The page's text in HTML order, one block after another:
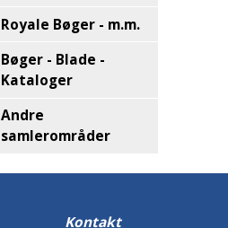
Royale Bøger - m.m.
Bøger - Blade -
Kataloger
Andre
samlerområder
Kontakt